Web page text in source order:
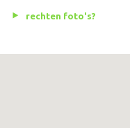
rechten foto's?